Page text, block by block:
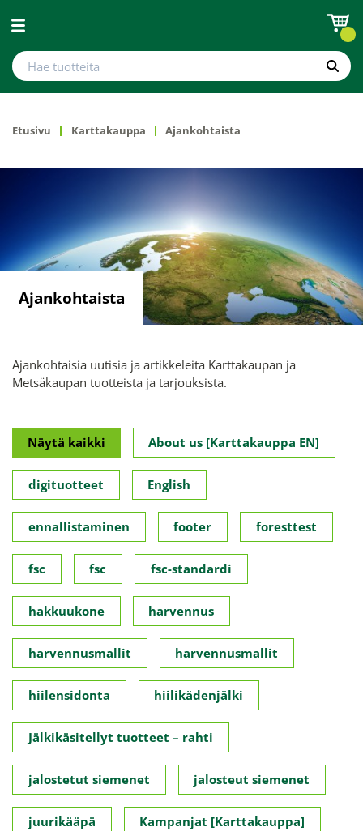
Avaa valikko
Hae tuotteita
Hae
Etusivu Karttakauppa Ajankohtaista
Ajankohtaista
Ajankohtaisia uutisia ja artikkeleita Karttakaupan ja
Metsäkaupan tuotteista ja tarjouksista.
Näytä kaikki About us [Karttakauppa EN]
digituotteet English
ennallistaminen footer foresttest
fsc fsc fsc-standardi
hakkuukone harvennus
harvennusmallit harvennusmallit
hiilensidonta hiilikädenjälki
Jälkikäsitellyt tuotteet – rahti
jalostetut siemenet jalosteut siemenet
juurikääpä Kampanjat [Karttakauppa]